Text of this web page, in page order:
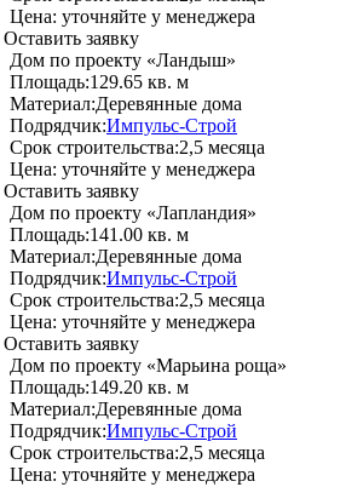
Цена: уточняйте у менеджера
Оставить заявку
Дом по проекту «Ландыш»
Площадь:129.65 кв. м
Материал:Деревянные дома
Подрядчик:Импульс-Строй
Срок строительства:2,5 месяца
Цена: уточняйте у менеджера
Оставить заявку
Дом по проекту «Лапландия»
Площадь:141.00 кв. м
Материал:Деревянные дома
Подрядчик:Импульс-Строй
Срок строительства:2,5 месяца
Цена: уточняйте у менеджера
Оставить заявку
Дом по проекту «Марьина роща»
Площадь:149.20 кв. м
Материал:Деревянные дома
Подрядчик:Импульс-Строй
Срок строительства:2,5 месяца
Цена: уточняйте у менеджера